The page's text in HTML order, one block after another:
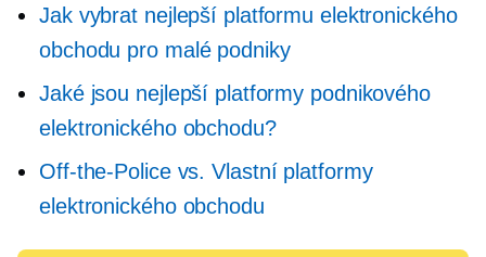
Jak vybrat nejlepší platformu elektronického
obchodu pro malé podniky
Jaké jsou nejlepší platformy podnikového
elektronického obchodu?
Off-the-Policevs. Vlastní platformy
elektronického obchodu